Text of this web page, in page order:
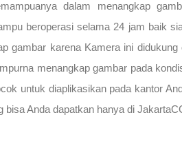
dalam menangkap
beroperasi selama 24 jam baik
gambar karena Kamera ini didukung
menangkap gambar pada
untuk diaplikasikan pada kantor
Anda dapatkan hanya di